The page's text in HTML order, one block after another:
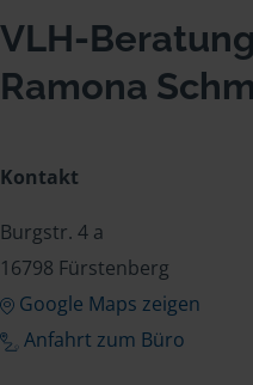
VLH-
Ramona
Kontakt
Burgstr. 4 a
16798 Fürstenberg
Google Maps zeigen
Anfahrt zum Büro